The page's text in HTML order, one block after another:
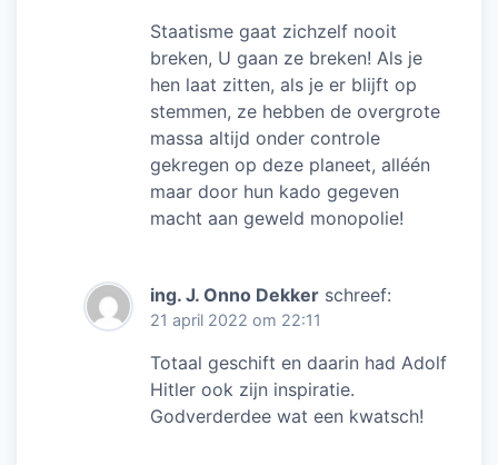
Staatisme gaat zichzelf nooit
breken, U gaan ze breken! Als je
hen laat zitten, als je er blijft op
stemmen, ze hebben de overgrote
massa altijd onder controle
gekregen op deze planeet, alléén
maar door hun kado gegeven
macht aan geweld monopolie!
ing. J. Onno Dekker schreef:
21 april 2022 om 22:11
Totaal geschift en daarin had Adolf
Hitler ook zijn inspiratie.
Godverderdee wat een kwatsch!